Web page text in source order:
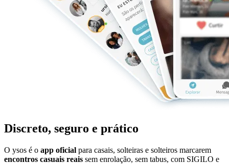
Discreto, seguro e prático
O ysos é o app oficial para casais, solteiras e solteiros marcarem
encontros casuais reais sem enrolação, sem tabus, com SIGILO e